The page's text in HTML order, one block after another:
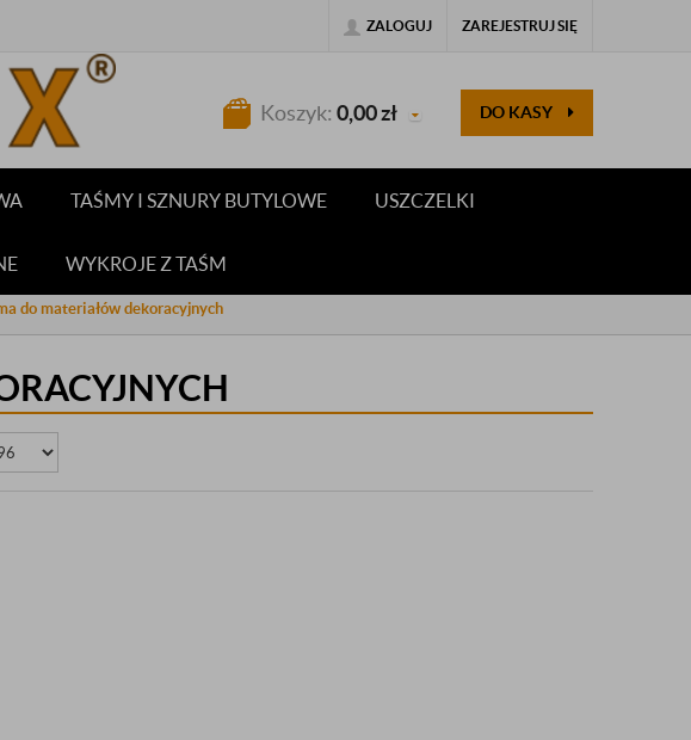
ZALOGUJ ZAREJESTRUJ SIĘ
Koszyk: 0,00zł DO KASY
TAŚMY I SZNURY BUTYLOWE USZCZELKI
WYKROJE Z TAŚM
do materiałów dekoracyjnych